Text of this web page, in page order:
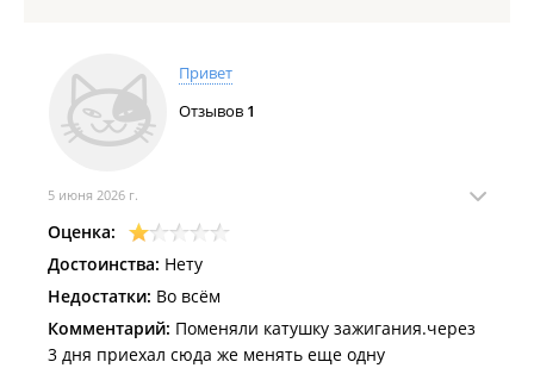
Запчасти на любой автомобиль в наличии и на складе.
Работа с юридическими лицами. Заключение договоров на
послегарантийное обслуживание легкового и коммерческого
Привет
Отзывов 1
5 июня 2026 г.
Оценка:
Достоинства: Нету
Недостатки: Во всëм
Комментарий: Поменяли катушку зажигания.через
3 дня приехал сюда же менять еще одну